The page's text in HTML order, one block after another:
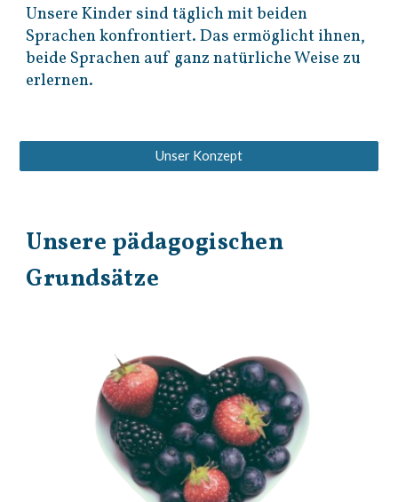
Unsere Kinder sind täglich mit beiden
Sprachen konfrontiert. Das ermöglicht ihnen,
beide Sprachen auf ganz natürliche Weise zu
erlernen.
Unser Konzept
Unsere pädagogischen
Grundsätze